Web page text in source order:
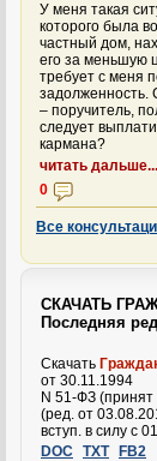
У меня такая
которого была
частный дом,
его за меньшую
требует с меня
задолженность.
– поручитель,
следует
кармана?
читать дальше...
0
Все
СКАЧАТЬ
Последняя
Скачать
от 30.11.1994
N 51-ФЗ
(ред. от
вступ. в силу с
DOC TXT FB2